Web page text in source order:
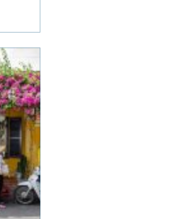
en
en